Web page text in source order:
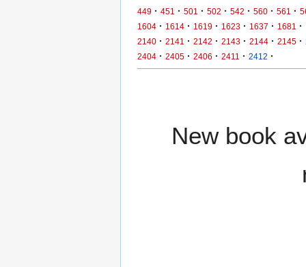
449 · 451 · 501 · 502 · 542 · 560 · 561 ·
1604 · 1614 · 1619 · 1623 · 1637 · 1681 ·
2140 · 2141 · 2142 · 2143 · 2144 · 2145 ·
2404 · 2405 · 2406 · 2411 · 2412 ·
New book